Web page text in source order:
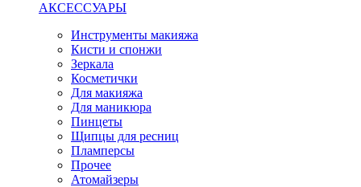
АКСЕССУАРЫ
Инструменты макияжа
Кисти и спонжи
Зеркала
Косметички
Для макияжа
Для маникюра
Пинцеты
Щипцы для ресниц
Пламперсы
Прочее
Атомайзеры